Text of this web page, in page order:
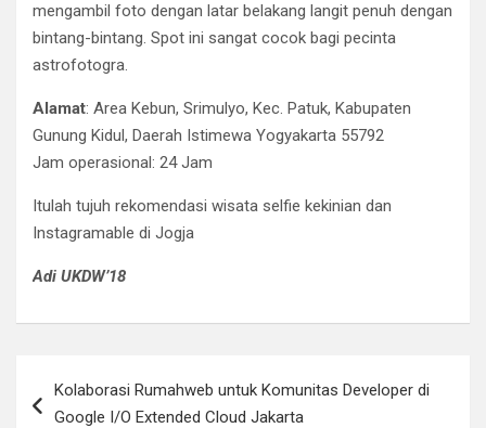
mengambil foto dengan latar belakang langit penuh dengan
bintang-bintang. Spot ini sangat cocok bagi pecinta
astrofotogra.
Alamat: Area Kebun, Srimulyo, Kec. Patuk, Kabupaten
Gunung Kidul, Daerah Istimewa Yogyakarta 55792
Jam operasional: 24 Jam
Itulah tujuh rekomendasi wisata selfie kekinian dan
Instagramable di Jogja
Adi UKDW’18
navigation
Kolaborasi Rumahweb untuk Komunitas Developer di
Google I/O Extended Cloud Jakarta